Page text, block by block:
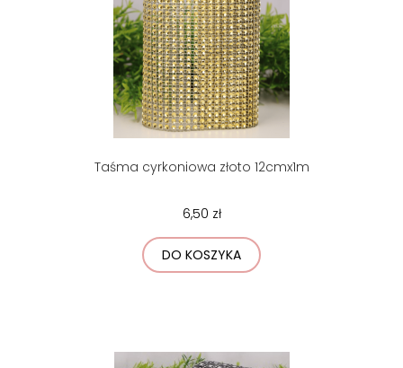
Taśma cyrkoniowa złoto 12cmx1m
6,50 zł
DO KOSZYKA